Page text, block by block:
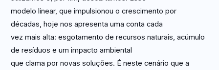
modelo linear, que impulsionou o crescimento por
décadas, hoje nos apresenta uma conta cada
vez mais alta: esgotamento de recursos naturais, acúmulo
de resíduos e um impacto ambiental
que clama por novas soluções. É neste cenário que a